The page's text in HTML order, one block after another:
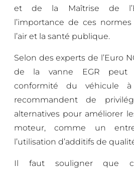
et de la Maîtrise de
l’importance de ces
l’air et la santé publique.
Selon des experts de l’Euro
de la vanne EGR peut
conformité du véhicule
recommandent de
alternatives pour améliorer
moteur, comme un
l’utilisation d’additifs de
Il faut souligner que